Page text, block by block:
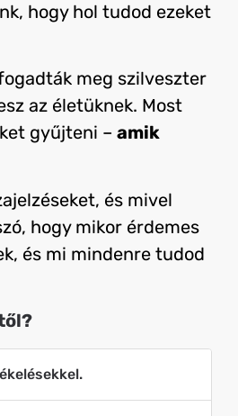
hogy hol tudod ezeket
meg szilveszter
az életüknek. Most
gyűjteni – amik
és mivel
hogy mikor érdemes
és mi mindenre tudod